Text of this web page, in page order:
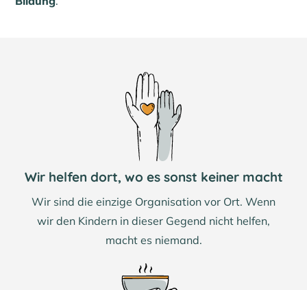
Wir helfen dort, wo es sonst keiner macht
Wir sind die einzige Organisation vor Ort. Wenn
wir den Kindern in dieser Gegend nicht helfen,
macht es niemand.